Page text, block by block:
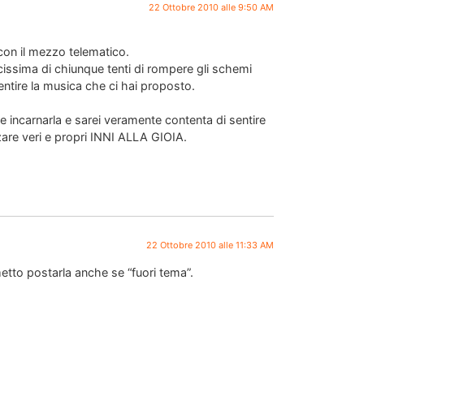
22 Ottobre 2010 alle 9:50 AM
il mezzo telematico.
di chiunque tenti di rompere gli schemi
la musica che ci hai proposto.
incarnarla e sarei veramente contenta di sentire
veri e propri INNI ALLA GIOIA.
22 Ottobre 2010 alle 11:33 AM
postarla anche se “fuori tema”.